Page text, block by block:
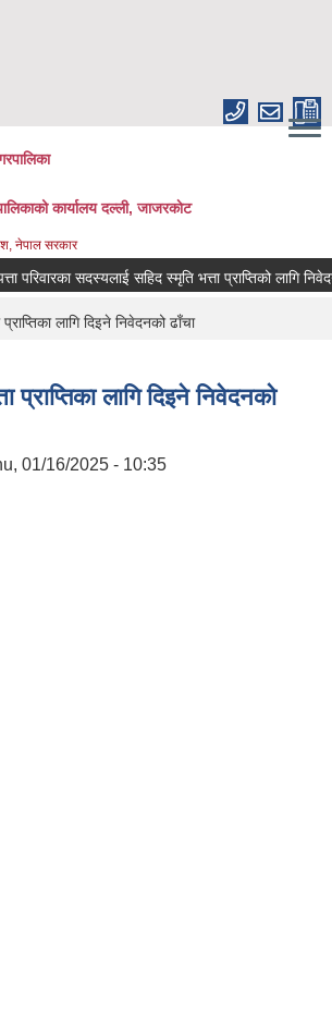
कार्यालय दल्ली, जाजरकाेट
नेपाल सरकार
सदस्यलाई सहिद स्मृति भत्ता प्राप्तिको लागि निवेदन
लागि दिइने निवेदनको ढाँचा
प्राप्तिका लागि दिइने निवेदनको
01/16/2025 - 10:35